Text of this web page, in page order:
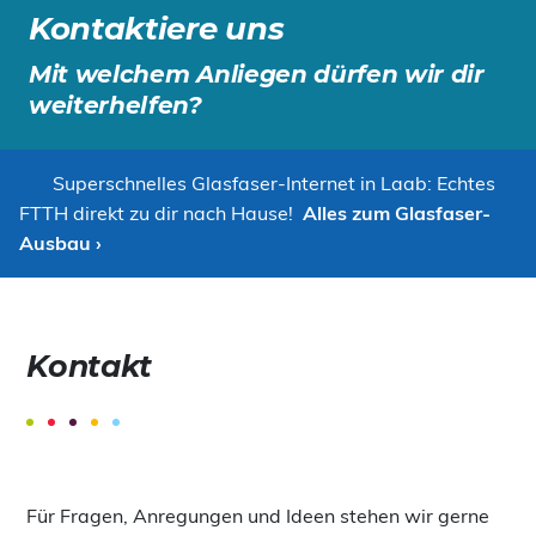
Kontaktiere uns
Mit welchem Anliegen dürfen wir dir
weiterhelfen?
Superschnelles Glasfaser-Internet in Laab: Echtes
FTTH direkt zu dir nach Hause! Alles zum Glasfaser-
Ausbau ›
Kontakt
Für Fragen, Anregungen und Ideen stehen wir gerne